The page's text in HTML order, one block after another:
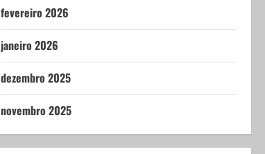
fevereiro 2026
janeiro 2026
dezembro 2025
novembro 2025